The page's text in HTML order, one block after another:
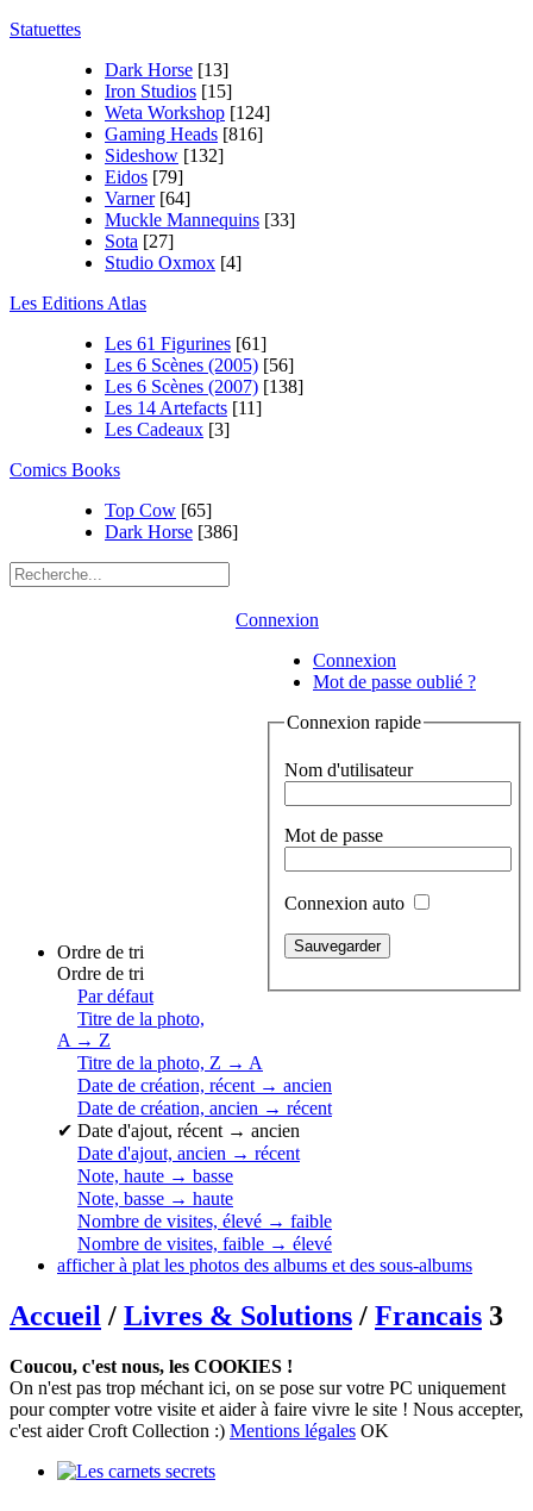
Statuettes
Dark Horse [13]
Iron Studios [15]
Weta Workshop [124]
Gaming Heads [816]
Sideshow [132]
Eidos [79]
Varner [64]
Muckle Mannequins [33]
Sota [27]
Studio Oxmox [4]
Les Editions Atlas
Les 61 Figurines [61]
Les 6 Scènes (2005) [56]
Les 6 Scènes (2007) [138]
Les 14 Artefacts [11]
Les Cadeaux [3]
Comics Books
Top Cow [65]
Dark Horse [386]
Connexion
Connexion
Mot de passe oublié ?
Connexion rapide
Nom d'utilisateur
Mot de passe
Connexion auto
Ordre de tri
Ordre de tri
Par défaut
Titre de la photo,
A → Z
Titre de la photo, Z → A
Date de création, récent → ancien
Date de création, ancien → récent
✔ Date d'ajout, récent → ancien
Date d'ajout, ancien → récent
Note, haute → basse
Note, basse → haute
Nombre de visites, élevé → faible
Nombre de visites, faible → élevé
afficher à plat les photos des albums et des sous-albums
Accueil / Livres & Solutions / Francais 3
Coucou, c'est nous, les COOKIES !
On n'est pas trop méchant ici, on se pose sur votre PC uniquement
pour compter votre visite et aider à faire vivre le site ! Nous accepter,
c'est aider Croft Collection :) Mentions légales OK